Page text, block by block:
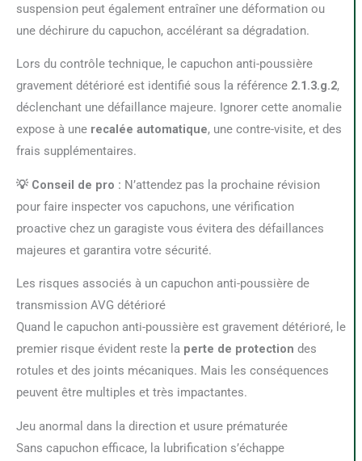
suspension peut également entraîner une déformation ou
une déchirure du capuchon, accélérant sa dégradation.
Lors du contrôle technique, le capuchon anti-poussière
gravement détérioré est identifié sous la référence 2.1.3.g.2,
déclenchant une défaillance majeure. Ignorer cette anomalie
expose à une recalée automatique, une contre-visite, et des
frais supplémentaires.
💡 Conseil de pro : N’attendez pas la prochaine révision
pour faire inspecter vos capuchons, une vérification
proactive chez un garagiste vous évitera des défaillances
majeures et garantira votre sécurité.
Les risques associés à un capuchon anti-poussière de
transmission AVG détérioré
Quand le capuchon anti-poussière est gravement détérioré, le
premier risque évident reste la perte de protection des
rotules et des joints mécaniques. Mais les conséquences
peuvent être multiples et très impactantes.
Jeu anormal dans la direction et usure prématurée
Sans capuchon efficace, la lubrification s’échappe